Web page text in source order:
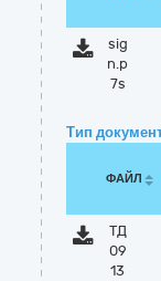
sig
n.p
7s
Тип
ФАЙЛ
ТД
09
13